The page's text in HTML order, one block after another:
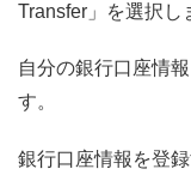
Transfer」を選択し
自分の銀行口座情
す。
銀行口座情報を登